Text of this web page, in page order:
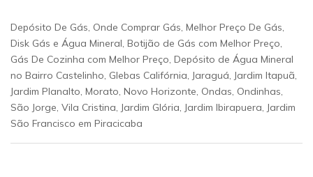
Depósito De Gás, Onde Comprar Gás, Melhor Preço De Gás,
Disk Gás e Água Mineral, Botijão de Gás com Melhor Preço,
Gás De Cozinha com Melhor Preço, Depósito de Água Mineral
no Bairro Castelinho, Glebas Califórnia, Jaraguá, Jardim Itapuã,
Jardim Planalto, Morato, Novo Horizonte, Ondas, Ondinhas,
São Jorge, Vila Cristina, Jardim Glória, Jardim Ibirapuera, Jardim
São Francisco em Piracicaba